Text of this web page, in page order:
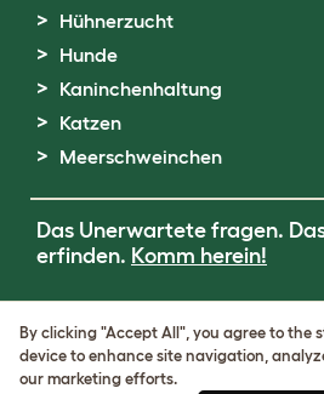
Hühnerzucht
Hunde
Kaninchenhaltung
Katzen
Meerschweinchen
Das Unerwartete fragen.
erfinden. Komm herein!
Cookie & Privacy Policy
Cookie Settings
By clicking "Accept All", you agree to the
device to enhance site navigation,
our marketing efforts.